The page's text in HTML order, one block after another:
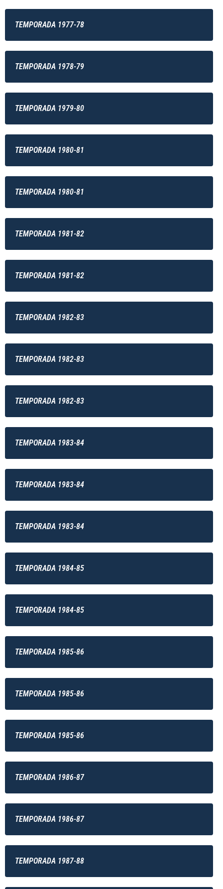
TEMPORADA 1977-78
TEMPORADA 1978-79
TEMPORADA 1979-80
TEMPORADA 1980-81
TEMPORADA 1980-81
TEMPORADA 1981-82
TEMPORADA 1981-82
TEMPORADA 1982-83
TEMPORADA 1982-83
TEMPORADA 1982-83
TEMPORADA 1983-84
TEMPORADA 1983-84
TEMPORADA 1983-84
TEMPORADA 1984-85
TEMPORADA 1984-85
TEMPORADA 1985-86
TEMPORADA 1985-86
TEMPORADA 1985-86
TEMPORADA 1986-87
TEMPORADA 1986-87
TEMPORADA 1987-88